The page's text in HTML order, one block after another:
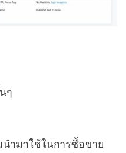
ๆ
ำมาใช้ในการซื้อขาย